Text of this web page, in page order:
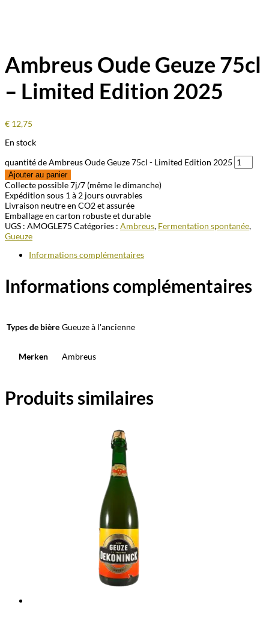
Ambreus Oude Geuze 75cl
– Limited Edition 2025
€ 12,75
En stock
quantité de Ambreus Oude Geuze 75cl - Limited Edition 2025
Ajouter au panier
Collecte possible 7j/7 (même le dimanche)
Expédition sous 1 à 2 jours ouvrables
Livraison neutre en CO2 et assurée
Emballage en carton robuste et durable
UGS : AMOGLE75 Catégories : Ambreus, Fermentation spontanée,
Gueuze
Informations complémentaires
Informations complémentaires
Types de bière Gueuze à l'ancienne
Merken Ambreus
Produits similaires